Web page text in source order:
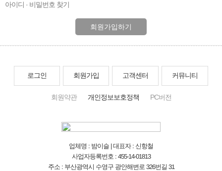
아이디 · 비밀번호 찾기
회원가입하기
로그인 회원가입 고객센터 커뮤니티
회원약관 개인정보보호정책 PC버전
업체명 : 밤이슬 | 대표자 : 신항철
사업자등록번호 : 455-14-01813
주소 : 부산광역시 수영구 광안해변로 326번길 31